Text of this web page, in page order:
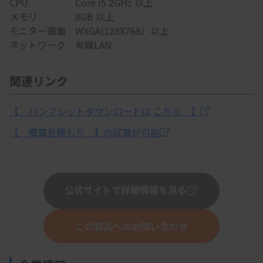
メモリ 8GB 以上
モニター画面 WXGA(128X768）以上
ネットワーク 有線LAN
関連リンク
【 パンフレットダウンロードは こちら 】
【 概算見積もり 】の試算が可能
この製品へのお問い合わせ